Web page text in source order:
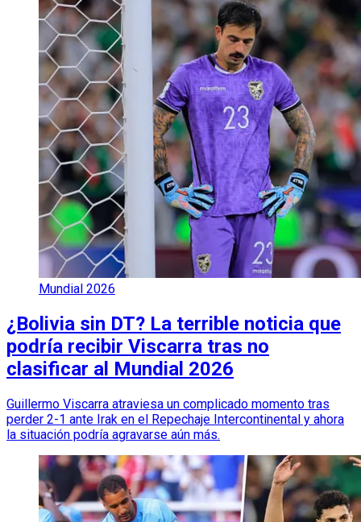
Mundial 2026
¿Bolivia sin DT? La terrible noticia que
podría recibir Viscarra tras no
clasificar al Mundial 2026
Guillermo Viscarra atraviesa un complicado momento tras
perder 2-1 ante Irak en el Repechaje Intercontinental y ahora
la situación podría agravarse aún más.